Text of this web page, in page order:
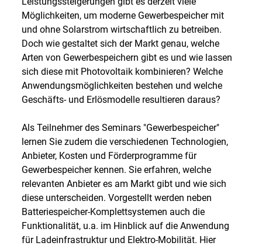
Möglichkeiten, um moderne Gewerbespeicher mit
und ohne Solarstrom wirtschaftlich zu betreiben.
Doch wie gestaltet sich der Markt genau, welche
Arten von Gewerbespeichern gibt es und wie lassen
sich diese mit Photovoltaik kombinieren? Welche
Anwendungsmöglichkeiten bestehen und welche
Geschäfts- und Erlösmodelle resultieren daraus?
Als Teilnehmer des Seminars "Gewerbespeicher"
lernen Sie zudem die verschiedenen Technologien,
Anbieter, Kosten und Förderprogramme für
Gewerbespeicher kennen. Sie erfahren, welche
relevanten Anbieter es am Markt gibt und wie sich
diese unterscheiden. Vorgestellt werden neben
Batteriespeicher-Komplettsystemen auch die
Funktionalität, u.a. im Hinblick auf die Anwendung
für Ladeinfrastruktur und Elektro-Mobilität. Hier